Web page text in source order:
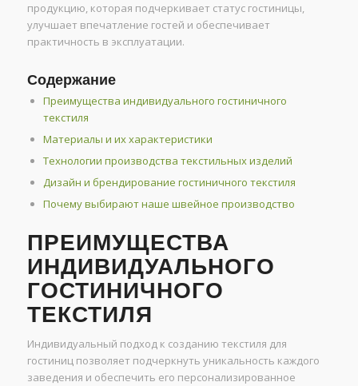
продукцию, которая подчеркивает статус гостиницы,
улучшает впечатление гостей и обеспечивает
практичность в эксплуатации.
Содержание
Преимущества индивидуального гостиничного
текстиля
Материалы и их характеристики
Технологии производства текстильных изделий
Дизайн и брендирование гостиничного текстиля
Почему выбирают наше швейное производство
ПРЕИМУЩЕСТВА
ИНДИВИДУАЛЬНОГО
ГОСТИНИЧНОГО
ТЕКСТИЛЯ
Индивидуальный подход к созданию текстиля для
гостиниц позволяет подчеркнуть уникальность каждого
заведения и обеспечить его персонализированное